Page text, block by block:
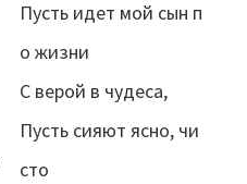
Пусть идет мой сын п
о жизни
С верой в чудеса,
Пусть сияют ясно, чи
сто